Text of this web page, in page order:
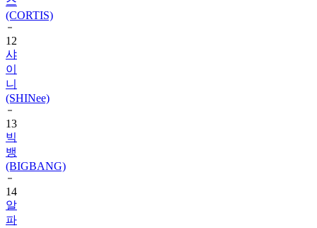
12
샤
이
니
(SHINee)
13
빅
뱅
(BIGBANG)
14
알
파
드
라